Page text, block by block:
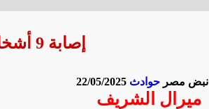
إصابة 9 أشخاص في حادث تصادم بالوراق
نبض مصر حوادث22/05/2025
ميرال الشريف